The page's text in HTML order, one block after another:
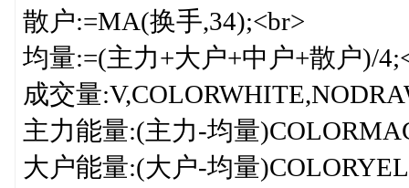
散户:=MA(换手,34);<br>
均量:=(主力+大户+中户+散户)/
成交量
主力能量:(主力-均量
大户能量:(大户-均量